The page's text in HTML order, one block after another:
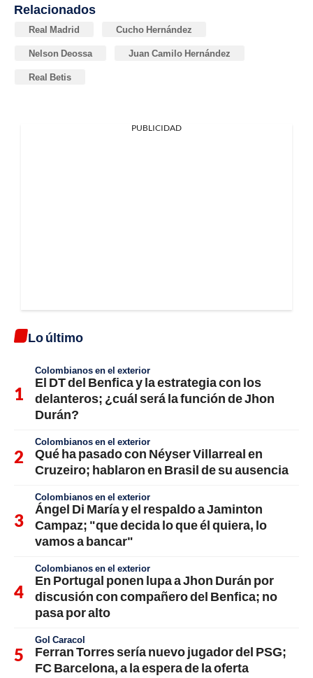
Relacionados
Real Madrid Cucho Hernández
Nelson Deossa Juan Camilo Hernández
Real Betis
PUBLICIDAD
Lo último
Colombianos en el exterior
El DT del Benfica y la estrategia con los
delanteros; ¿cuál será la función de Jhon
Durán?
Colombianos en el exterior
Qué ha pasado con Néyser Villarreal en
Cruzeiro; hablaron en Brasil de su ausencia
Colombianos en el exterior
Ángel Di María y el respaldo a Jaminton
Campaz; "que decida lo que él quiera, lo
vamos a bancar"
Colombianos en el exterior
En Portugal ponen lupa a Jhon Durán por
discusión con compañero del Benfica; no
pasa por alto
Gol Caracol
Ferran Torres sería nuevo jugador del PSG;
FC Barcelona, a la espera de la oferta